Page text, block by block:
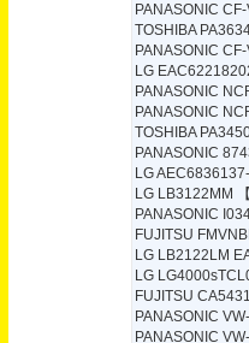
PANASONIC
TOSHIBA
PANASONIC
LG
PANASONIC
PANASONIC
TOSHIBA
PANASONIC
LG
LG LB3122MM
PANASONIC
FUJITSU
LG LB2122LM
LG
FUJITSU
PANASONIC
PANASONIC